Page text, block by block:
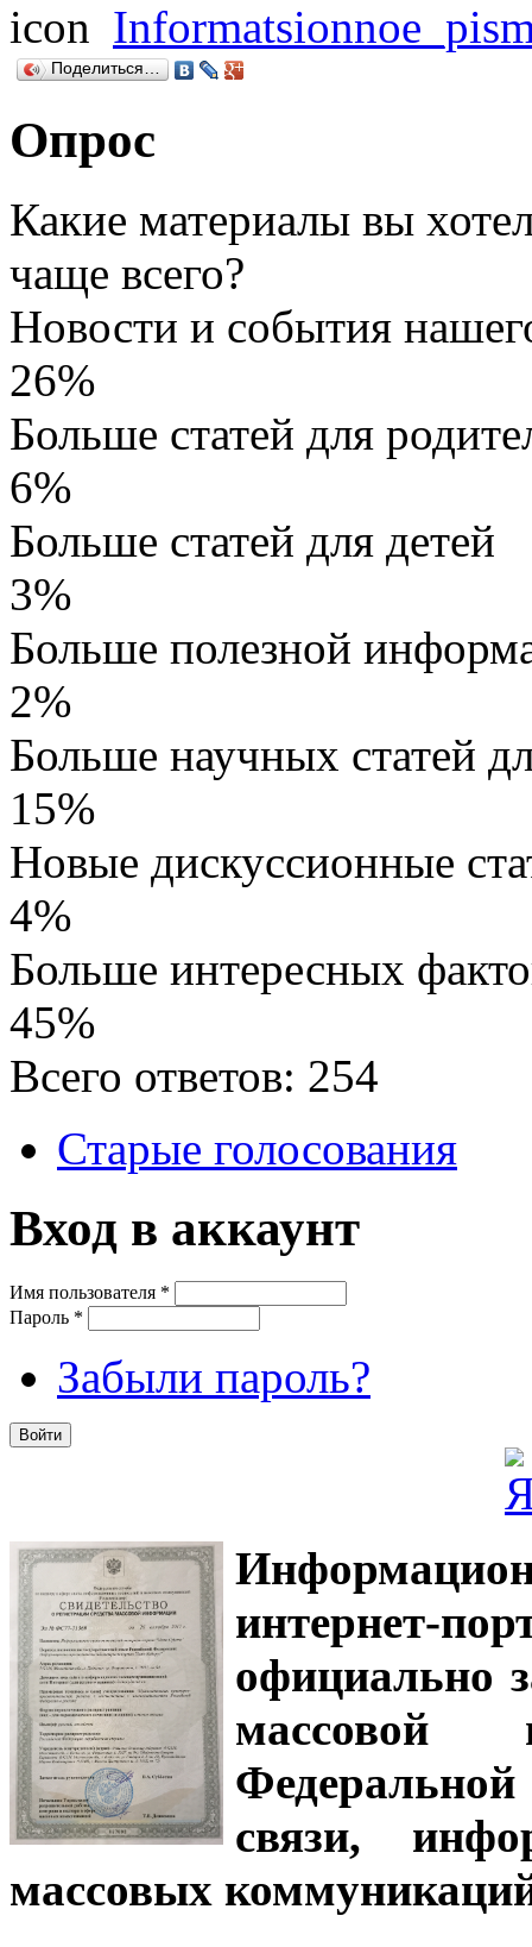
Поделиться…
Опрос
Какие материалы вы
чаще всего?
Новости и события
26%
Больше статей для
6%
Больше статей для детей
3%
Больше полезной
2%
Больше научных статей
15%
Новые дискуссионные
4%
Больше интересных
45%
Всего ответов: 254
Старые голосования
Вход в аккаунт
Имя пользователя *
Пароль *
Забыли пароль?
интернет-
официально
связи,
массовых